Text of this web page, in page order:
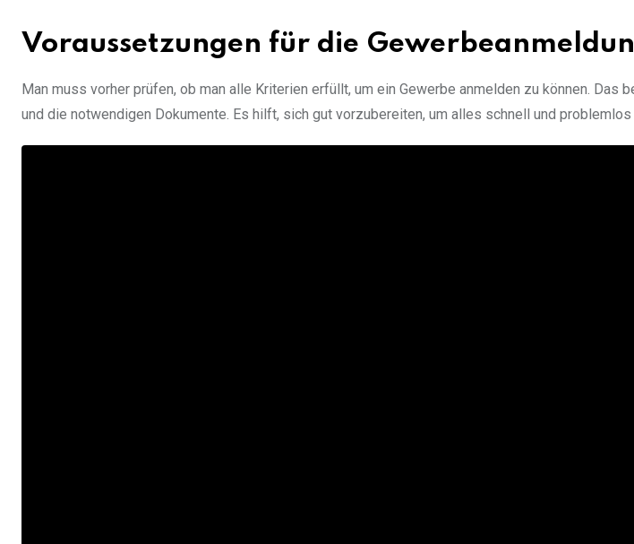
Voraussetzungen für die
Man muss vorher prüfen, ob man alle Kriterien erfüllt, um ein Gewerbe anmelden zu können. Das
und die notwendigen Dokumente. Es hilft, sich gut vorzubereiten, um alles schnell und